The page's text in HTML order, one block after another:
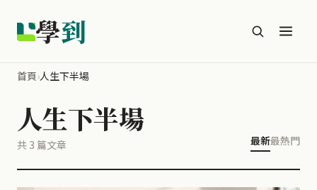
學到
首頁›人生下半場
人生下半場
共 3 篇文章 最新最熱門